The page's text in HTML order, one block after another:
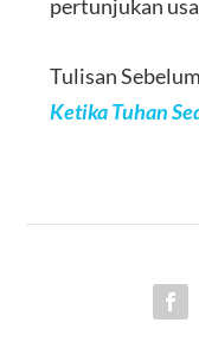
pertunjukan
Tulisan
Ketika Tuhan